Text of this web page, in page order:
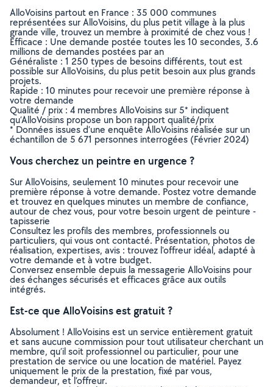
AlloVoisins partout en France : 35 000 communes
représentées sur AlloVoisins, du plus petit village à la plus
grande ville, trouvez un membre à proximité de chez vous !
Efficace : Une demande postée toutes les 10 secondes, 3.6
millions de demandes postées par an
Généraliste : 1 250 types de besoins différents, tout est
possible sur AlloVoisins, du plus petit besoin aux plus grands
projets.
Rapide : 10 minutes pour recevoir une première réponse à
votre demande
Qualité / prix : 4 membres AlloVoisins sur 5* indiquent
qu’AlloVoisins propose un bon rapport qualité/prix
* Données issues d’une enquête AlloVoisins réalisée sur un
échantillon de 5 671 personnes interrogées (Février 2024)
Vous cherchez un peintre en urgence ?
Sur AlloVoisins, seulement 10 minutes pour recevoir une
première réponse à votre demande. Postez votre demande
et trouvez en quelques minutes un membre de confiance,
autour de chez vous, pour votre besoin urgent de peinture -
tapisserie
Consultez les profils des membres, professionnels ou
particuliers, qui vous ont contacté. Présentation, photos de
réalisation, expertises, avis : trouvez l'offreur idéal, adapté à
votre demande et à votre budget.
Conversez ensemble depuis la messagerie AlloVoisins pour
des échanges sécurisés et efficaces grâce aux outils
intégrés.
Est-ce que AlloVoisins est gratuit ?
Absolument ! AlloVoisins est un service entièrement gratuit
et sans aucune commission pour tout utilisateur cherchant un
membre, qu’il soit professionnel ou particulier, pour une
prestation de service ou une location de matériel. Payez
uniquement le prix de la prestation, fixé par vous,
demandeur, et l’offreur.